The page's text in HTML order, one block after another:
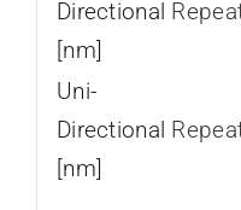
Directional
[nm]
Uni-
Directional
[nm]